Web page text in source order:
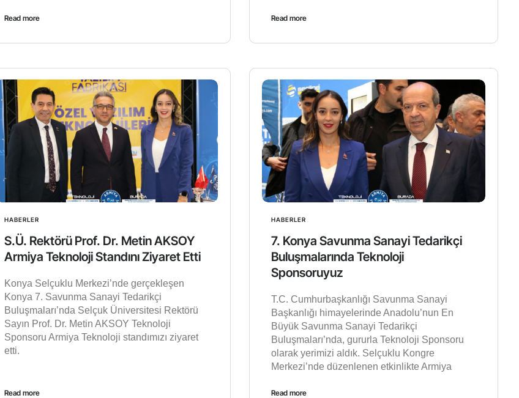
Read more Read more
HABERLER
S.Ü. Rektörü Prof. Dr. Metin AKSOY
Armiya Teknoloji Standını Ziyaret Etti
Konya Selçuklu Merkezi’nde gerçekleşen
Konya 7. Savunma Sanayi Tedarikçi
Buluşmaları’nda Selçuk Üniversitesi Rektörü
Sayın Prof. Dr. Metin AKSOY Teknoloji
Sponsoru Armiya Teknoloji standımızı ziyaret
etti.
Read more
HABERLER
7. Konya Savunma Sanayi Tedarikçi
Buluşmalarında Teknoloji
Sponsoruyuz
T.C. Cumhurbaşkanlığı Savunma Sanayi
Başkanlığı himayelerinde Anadolu’nun En
Büyük Savunma Sanayi Tedarikçi
Buluşmaları’nda, gururla Teknoloji Sponsoru
olarak yerimizi aldık. Selçuklu Kongre
Merkezi’nde düzenlenen etkinlikte Armiya
Read more